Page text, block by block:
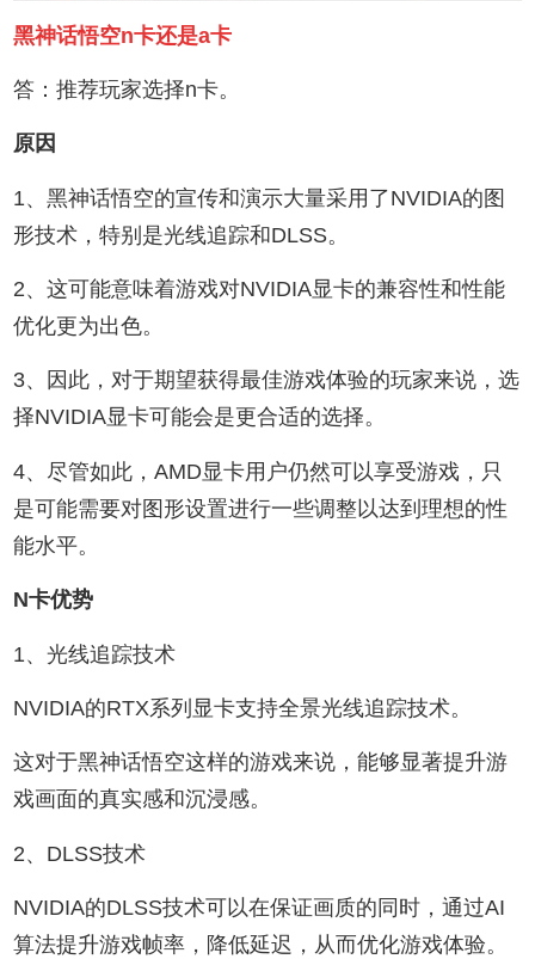
黑神话悟空n卡还是a卡
答：推荐玩家选择n卡。
原因
1、黑神话悟空的宣传和演示大量采用了NVIDIA的图
形技术，特别是光线追踪和DLSS。
2、这可能意味着游戏对NVIDIA显卡的兼容性和性能
优化更为出色。
3、因此，对于期望获得最佳游戏体验的玩家来说，选
择NVIDIA显卡可能会是更合适的选择。
4、尽管如此，AMD显卡用户仍然可以享受游戏，只
是可能需要对图形设置进行一些调整以达到理想的性
能水平。
N卡优势
1、光线追踪技术
NVIDIA的RTX系列显卡支持全景光线追踪技术。
这对于黑神话悟空这样的游戏来说，能够显著提升游
戏画面的真实感和沉浸感。
2、DLSS技术
NVIDIA的DLSS技术可以在保证画质的同时，通过AI
算法提升游戏帧率，降低延迟，从而优化游戏体验。